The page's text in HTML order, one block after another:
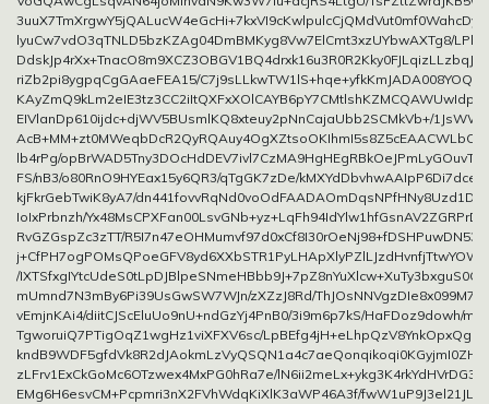
lyuCw7vdO3qTNLD5bzKZAg04DmBMKyg8Vw7ElCmt3xzUYbwAXTg8/
riZb2pi8ygpqCgGAaeFEA15/
EIVlanDp610ijdc+djWV5BUsmlKQ8xteuy2pNnCajaUbb2SCMkVb+/
lb4rPg/
FS/nB3/o80RnO9HYEax15y6QR3/qTgGK7zDe/kMXYdDbvhwAAIpP6Di7dce/
kjFkrGebTwiK8yA7/
IoIxPrbnzh/
RvGZGspZc3zTT/
/
mUmnd7N3mBy6Pi39UsGwSW7WJn/zXZzJ8Rd/
vEmjnKAi4/diitCJScEluUo9nU+ndGzYj4PnB0/3i9m6p7kS/HaFDoz9dowh/
TgworuiQ7PTigOqZ1wgHz1viXFXV6sc/
zLFrv1ExCkGoMc6OTzwex4MxPG0hRa7e/
EMg6H6esvCM+Pcpmri3nX2FVhWdqKiXlK3aWP46A3f/